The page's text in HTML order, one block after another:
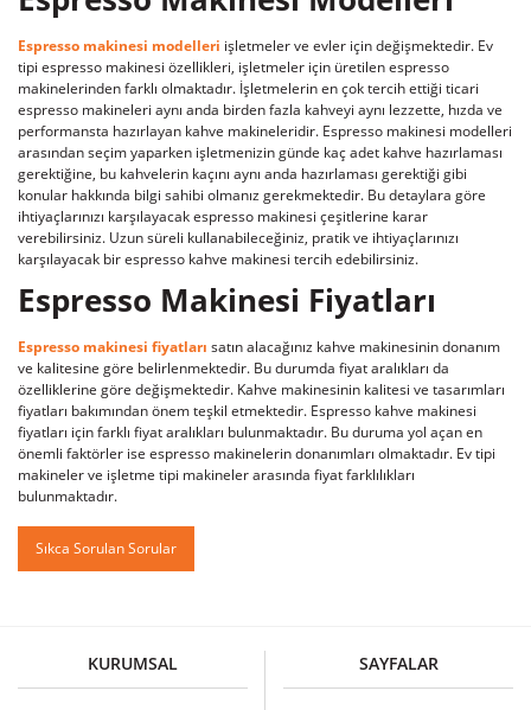
Espresso makinesi modelleri işletmeler ve evler için değişmektedir. Ev
tipi espresso makinesi özellikleri, işletmeler için üretilen espresso
makinelerinden farklı olmaktadır. İşletmelerin en çok tercih ettiği ticari
espresso makineleri aynı anda birden fazla kahveyi aynı lezzette, hızda ve
performansta hazırlayan kahve makineleridir. Espresso makinesi modelleri
arasından seçim yaparken işletmenizin günde kaç adet kahve hazırlaması
gerektiğine, bu kahvelerin kaçını aynı anda hazırlaması gerektiği gibi
konular hakkında bilgi sahibi olmanız gerekmektedir. Bu detaylara göre
ihtiyaçlarınızı karşılayacak espresso makinesi çeşitlerine karar
verebilirsiniz. Uzun süreli kullanabileceğiniz, pratik ve ihtiyaçlarınızı
karşılayacak bir espresso kahve makinesi tercih edebilirsiniz.
Espresso Makinesi Fiyatları
Espresso makinesi fiyatları satın alacağınız kahve makinesinin donanım
ve kalitesine göre belirlenmektedir. Bu durumda fiyat aralıkları da
özelliklerine göre değişmektedir. Kahve makinesinin kalitesi ve tasarımları
fiyatları bakımından önem teşkil etmektedir. Espresso kahve makinesi
fiyatları için farklı fiyat aralıkları bulunmaktadır. Bu duruma yol açan en
önemli faktörler ise espresso makinelerin donanımları olmaktadır. Ev tipi
makineler ve işletme tipi makineler arasında fiyat farklılıkları
bulunmaktadır.
Sıkca Sorulan Sorular
KURUMSAL SAYFALAR